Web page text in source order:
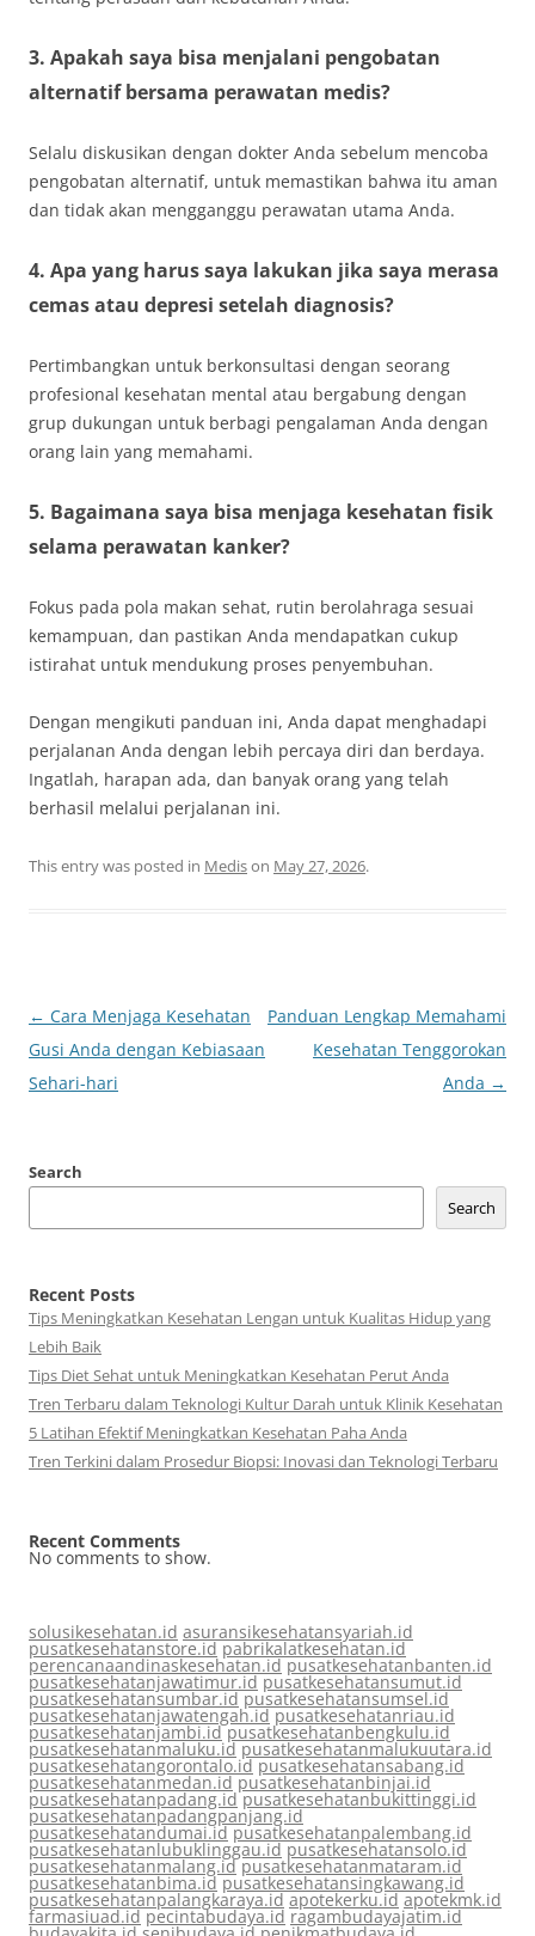
3. Apakah saya bisa menjalani pengobatan
alternatif bersama perawatan medis?
Selalu diskusikan dengan dokter Anda sebelum mencoba
pengobatan alternatif, untuk memastikan bahwa itu aman
dan tidak akan mengganggu perawatan utama Anda.
4. Apa yang harus saya lakukan jika saya merasa
cemas atau depresi setelah diagnosis?
Pertimbangkan untuk berkonsultasi dengan seorang
profesional kesehatan mental atau bergabung dengan
grup dukungan untuk berbagi pengalaman Anda dengan
orang lain yang memahami.
5. Bagaimana saya bisa menjaga kesehatan fisik
selama perawatan kanker?
Fokus pada pola makan sehat, rutin berolahraga sesuai
kemampuan, dan pastikan Anda mendapatkan cukup
istirahat untuk mendukung proses penyembuhan.
Dengan mengikuti panduan ini, Anda dapat menghadapi
perjalanan Anda dengan lebih percaya diri dan berdaya.
Ingatlah, harapan ada, dan banyak orang yang telah
berhasil melalui perjalanan ini.
This entry was posted in Medison May 27, 2026.
Post
navigation
← Cara Menjaga Kesehatan
Gusi Anda dengan Kebiasaan
Sehari-hari
Panduan Lengkap Memahami
Kesehatan Tenggorokan
Anda →
Search
Search
Recent Posts
Tips Meningkatkan Kesehatan Lengan untuk Kualitas Hidup yang
Lebih Baik
Tips Diet Sehat untuk Meningkatkan Kesehatan Perut Anda
Tren Terbaru dalam Teknologi Kultur Darah untuk Klinik Kesehatan
5 Latihan Efektif Meningkatkan Kesehatan Paha Anda
Tren Terkini dalam Prosedur Biopsi: Inovasi dan Teknologi Terbaru
Recent Comments
No comments to show.
solusikesehatan.id asuransikesehatansyariah.id
pusatkesehatanstore.id pabrikalatkesehatan.id
perencanaandinaskesehatan.id pusatkesehatanbanten.id
pusatkesehatanjawatimur.id pusatkesehatansumut.id
pusatkesehatansumbar.id pusatkesehatansumsel.id
pusatkesehatanjawatengah.id pusatkesehatanriau.id
pusatkesehatanjambi.id pusatkesehatanbengkulu.id
pusatkesehatanmaluku.id pusatkesehatanmalukuutara.id
pusatkesehatangorontalo.id pusatkesehatansabang.id
pusatkesehatanmedan.id pusatkesehatanbinjai.id
pusatkesehatanpadang.id pusatkesehatanbukittinggi.id
pusatkesehatanpadangpanjang.id
pusatkesehatandumai.id pusatkesehatanpalembang.id
pusatkesehatanlubuklinggau.id pusatkesehatansolo.id
pusatkesehatanmalang.id pusatkesehatanmataram.id
pusatkesehatanbima.id pusatkesehatansingkawang.id
pusatkesehatanpalangkaraya.id apotekerku.id apotekmk.id
farmasiuad.id pecintabudaya.id ragambudayajatim.id